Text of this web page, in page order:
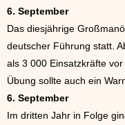
6. September
Das diesjährige
deutscher Führung statt.
als 3 000 Einsatzkräfte
Übung sollte auch ein
6. September
Im dritten Jahr in Folge